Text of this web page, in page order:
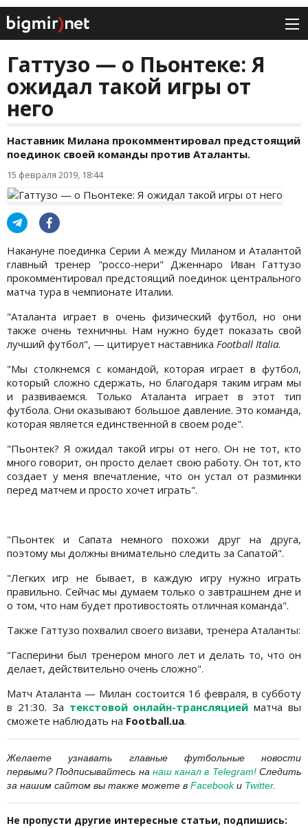
Гаттузо — о Пьонтеке: Я
ожидал такой игры от
него
Наставник Милана прокомментировал предстоящий
поединок своей команды против Аталанты.
15 февраля 2019, 18:44
Накануне поединка Серии А между Миланом и Аталантой
главный тренер "россо-нери" Дженнаро Иван Гаттузо
прокомментировал предстоящий поединок центрального
матча тура в чемпионате Италии.
"Аталанта играет в очень физический футбол, но они
также очень техничны. Нам нужно будет показать свой
лучший футбол", — цитирует наставника Football Italia.
"Мы столкнемся с командой, которая играет в футбол,
который сложно сдержать, но благодаря таким играм мы
и развиваемся. Только Аталанта играет в этот тип
футбола. Они оказывают большое давление. Это команда,
которая является единственной в своем роде".
"Пьонтек? Я ожидал такой игры от него. Он не тот, кто
много говорит, он просто делает свою работу. Он тот, кто
создает у меня впечатление, что он устал от разминки
перед матчем и просто хочет играть".
"Пьонтек и Сапата немного похожи друг на друга,
поэтому мы должны внимательно следить за Сапатой".
"Легких игр не бывает, в каждую игру нужно играть
правильно. Сейчас мы думаем только о завтрашнем дне и
о том, что нам будет противостоять отличная команда".
Также Гаттузо похвалил своего визави, тренера Аталанты:
"Гасперини был тренером много лет и делать то, что он
делает, действительно очень сложно".
Матч Аталанта — Милан состоится 16 февраля, в субботу
в 21:30. За текстовой онлайн-трансляцией матча вы
сможете наблюдать на Football.ua.
Желаете узнавать главные футбольные новости
первыми? Подписывайтесь на наш канал в Telegram!Следить
за нашим сайтом вы также можете в Facebookи Twitter.
Не пропусти другие интересные статьи, подпишись: